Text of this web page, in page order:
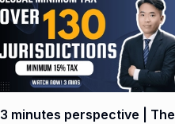
3 minutes perspective | The